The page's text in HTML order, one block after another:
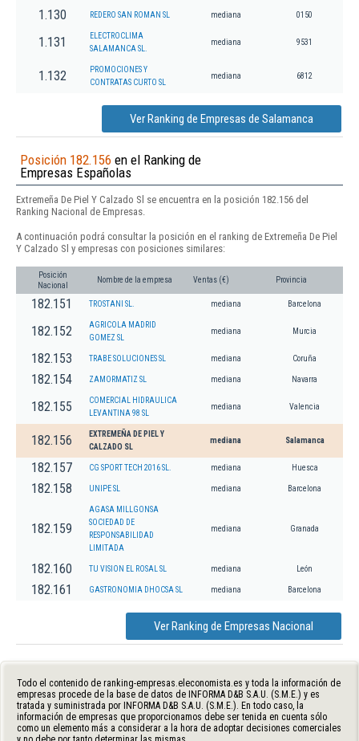
1.130 REDERO SAN ROMAN SL mediana 0150
1.131
ELECTROCLIMA
SALAMANCA SL.
mediana 9531
1.132
PROMOCIONES Y
CONTRATAS CURTO SL
mediana 6812
Ver Ranking de Empresas de Salamanca
Posición 182.156 en el Ranking de
Empresas Españolas
Extremeña De Piel Y Calzado Sl se encuentra en la posición 182.156 del
Ranking Nacional de Empresas.
A continuación podrá consultar la posición en el ranking de Extremeña De Piel
Y Calzado Sl y empresas con posiciones similares:
Posición
Nacional
Nombre de la empresa Ventas (€) Provincia
182.151 TROSTANI SL. mediana Barcelona
182.152
AGRICOLA MADRID
GOMEZ SL
mediana Murcia
182.153 TRABE SOLUCIONES SL mediana Coruña
182.154 ZAMORMATIZ SL mediana Navarra
182.155
COMERCIAL HIDRAULICA
LEVANTINA 98 SL
mediana Valencia
182.156
EXTREMEÑA DE PIEL Y
CALZADO SL
mediana Salamanca
182.157 CG SPORT TECH 2016 SL. mediana Huesca
182.158 UNIPE SL mediana Barcelona
182.159
AGASA MILLGONSA
SOCIEDAD DE
RESPONSABILIDAD
LIMITADA
mediana Granada
182.160 TU VISION EL ROSAL SL mediana León
182.161 GASTRONOMIA DHOCSA SL mediana Barcelona
Ver Ranking de Empresas Nacional
Todo el contenido de ranking-empresas.eleconomista.es y toda la información de
empresas procede de la base de datos de INFORMA D&B S.A.U. (S.M.E.) y es
tratada y suministrada por INFORMA D&B S.A.U. (S.M.E.). En todo caso, la
información de empresas que proporcionamos debe ser tenida en cuenta sólo
como un elemento más a considerar a la hora de adoptar decisiones comerciales